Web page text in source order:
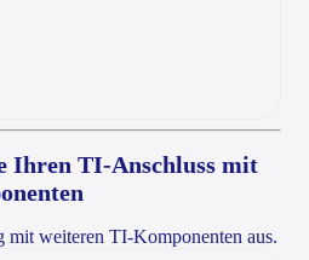
Ihren TI-Anschluss mit
mit weiteren TI-Komponenten aus.